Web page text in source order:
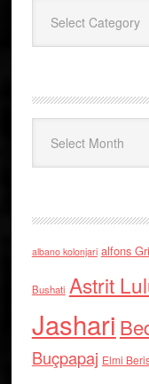
albano kolonjari alfons
Bushati Astrit
Jashari
Buçpapaj Elmi